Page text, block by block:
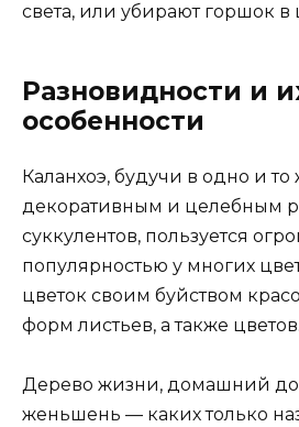
света, или убирают горшок в
Разновидности и
особенности
Каланхоэ, будучи в одно и
декоративным и целебным
суккулентов, пользуется
популярностью у многих
цветок своим буйством
форм листьев, а также цветов.
Дерево жизни, домашний
женьшень — каких только